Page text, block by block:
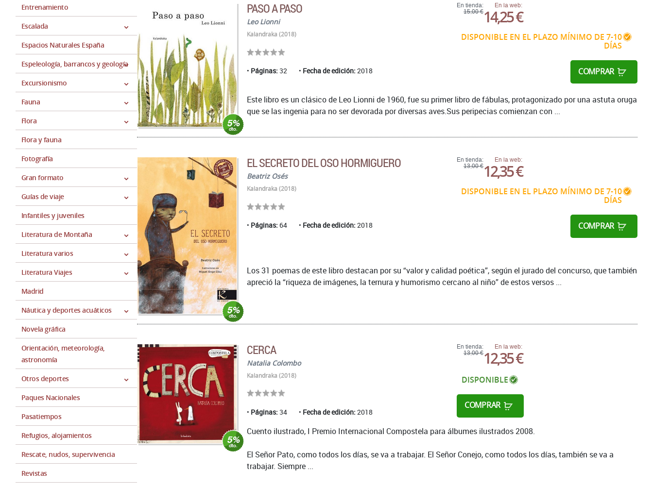
Entrenamiento
Escalada
Espacios Naturales España
Espeleología, barrancos y geología
Excursionismo
Fauna
Flora
Flora y fauna
Fotografía
Gran formato
Guías de viaje
Infantiles y juveniles
Literatura de Montaña
Literatura varios
Literatura Viajes
Madrid
Náutica y deportes acuáticos
Novela gráfica
Orientación, meteorología,
astronomía
Otros deportes
Paques Nacionales
Pasatiempos
Refugios, alojamientos
Rescate, nudos, supervivencia
Revistas
PASO A PASO
Leo Lionni
Kalandraka (2018)
Páginas: 32 Fecha de edición: 2018
En tienda:
15,00 €
En la web:
14,25 €
DISPONIBLE EN EL PLAZO MÍNIMO DE 7-10
DÍAS
COMPRAR
Este libro es un clásico de Leo Lionni de 1960, fue su primer libro de fábulas, protagonizado por una astuta oruga
que se las ingenia para no ser devorada por diversas aves.Sus peripecias comienzan con ...
EL SECRETO DEL OSO HORMIGUERO
Beatriz Osés
Kalandraka (2018)
Páginas: 64 Fecha de edición: 2018
En tienda:
13,00 €
En la web:
12,35 €
DISPONIBLE EN EL PLAZO MÍNIMO DE 7-10
DÍAS
COMPRAR
Los 31 poemas de este libro destacan por su “valor y calidad poética”, según el jurado del concurso, que también
apreció la “riqueza de imágenes, la ternura y humorismo cercano al niño” de estos versos ...
CERCA
Natalia Colombo
Kalandraka (2018)
Páginas: 34 Fecha de edición: 2018
En tienda:
13,00 €
En la web:
12,35 €
DISPONIBLE
COMPRAR
Cuento ilustrado, I Premio Internacional Compostela para álbumes ilustrados 2008.
El Señor Pato, como todos los días, se va a trabajar. El Señor Conejo, como todos los días, también se va a
trabajar. Siempre ...